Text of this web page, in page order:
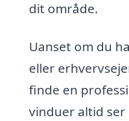
dit område.
Uanset om du
eller
finde en
vinduer altid ser